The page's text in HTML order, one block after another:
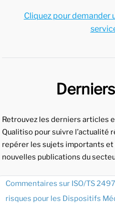
Cliquez pour demander
Retrouvez les derniers articles
Qualitiso pour suivre
repérer les sujets importants
nouvelles publications du
Commentaires sur ISO/TS
risques pour les Dispositifs